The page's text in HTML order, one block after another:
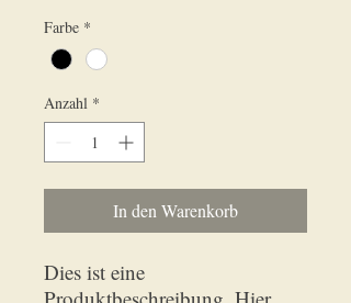
Farbe *
Anzahl *
In den Warenkorb
Dies ist eine